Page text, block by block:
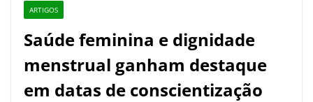
ARTIGOS
Saúde feminina e dignidade
menstrual ganham destaque
em datas de conscientização